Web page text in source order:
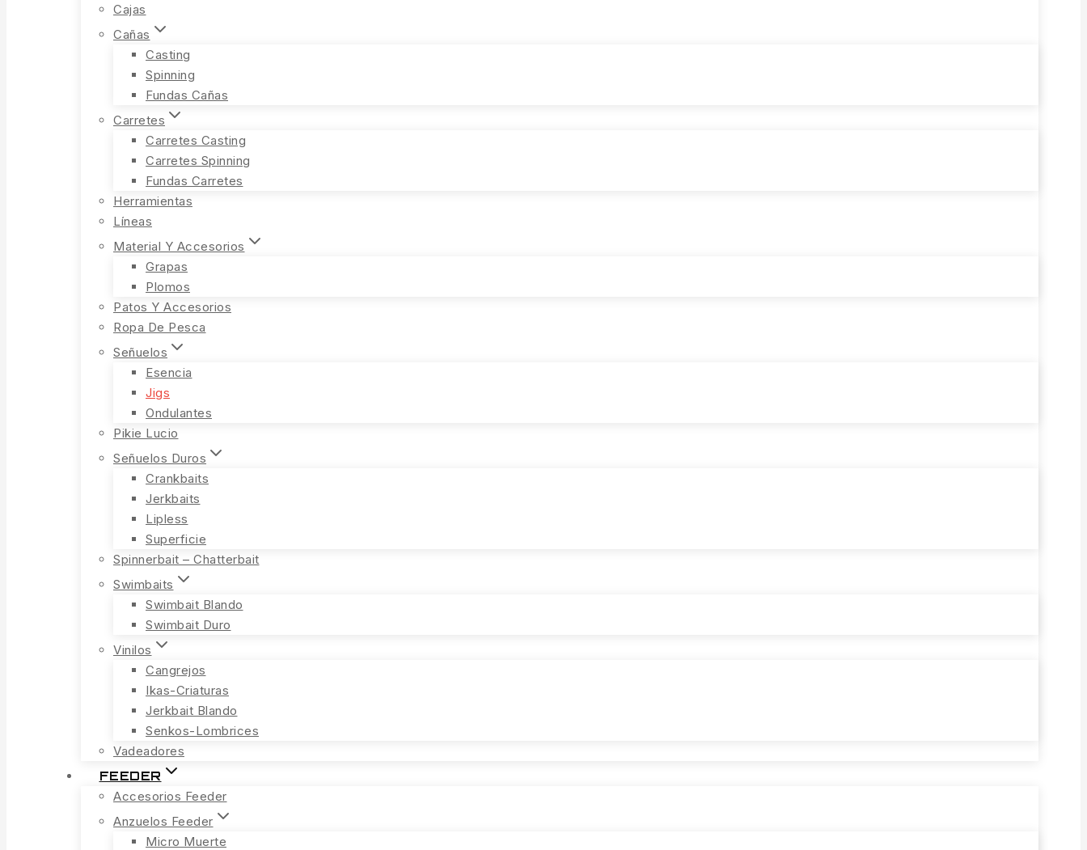
Cajas
Cañas
Casting
Spinning
Fundas Cañas
Carretes
Carretes Casting
Carretes Spinning
Fundas Carretes
Herramientas
Líneas
Material Y Accesorios
Grapas
Plomos
Patos Y Accesorios
Ropa De Pesca
Señuelos
Esencia
Jigs
Ondulantes
Pikie Lucio
Señuelos Duros
Crankbaits
Jerkbaits
Lipless
Superficie
Spinnerbait – Chatterbait
Swimbaits
Swimbait Blando
Swimbait Duro
Vinilos
Cangrejos
Ikas-Criaturas
Jerkbait Blando
Senkos-Lombrices
Vadeadores
FEEDER
Accesorios Feeder
Anzuelos Feeder
Micro Muerte